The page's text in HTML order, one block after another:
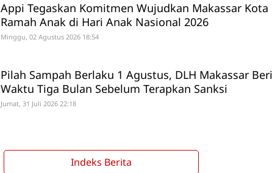
Appi Tegaskan Komitmen Wujudkan Makassar Kota
Ramah Anak di Hari Anak Nasional 2026
Minggu, 02 Agustus 2026 18:54
Pilah Sampah Berlaku 1 Agustus, DLH Makassar Beri
Waktu Tiga Bulan Sebelum Terapkan Sanksi
Jumat, 31 Juli 2026 22:18
Indeks Berita